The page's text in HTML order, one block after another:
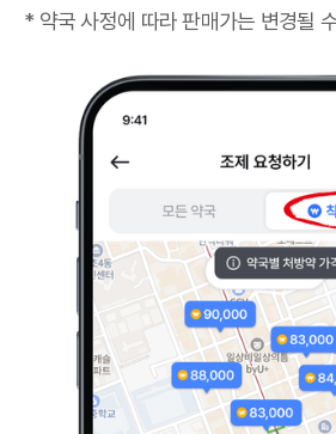
* 약국 사정에 따라 판매가는 변경될